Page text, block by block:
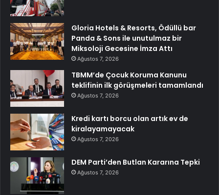
Gloria Hotels & Resorts, Ödüllü bar
Panda & Sons ile unutulmaz bir
Miksoloji Gecesine İmza Attı
Ağustos 7, 2026
TBMM’de Çocuk Koruma Kanunu
teklifinin ilk görüşmeleri tamamlandı
Ağustos 7, 2026
Kredi kartı borcu olan artık ev de
kiralayamayacak
Ağustos 7, 2026
DEM Parti’den Butlan Kararına Tepki
Ağustos 7, 2026